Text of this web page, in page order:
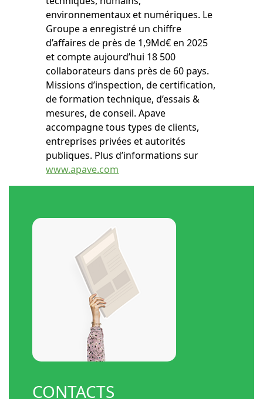
environnementaux et numériques. Le
Groupe a enregistré un chiffre
d’affaires de près de 1,9Md€ en 2025
et compte aujourd’hui 18 500
collaborateurs dans près de 60 pays.
Missions d’inspection, de certification,
de formation technique, d’essais &
mesures, de conseil. Apave
accompagne tous types de clients,
entreprises privées et autorités
publiques. Plus d’informations sur
www.apave.com
CONTACTS